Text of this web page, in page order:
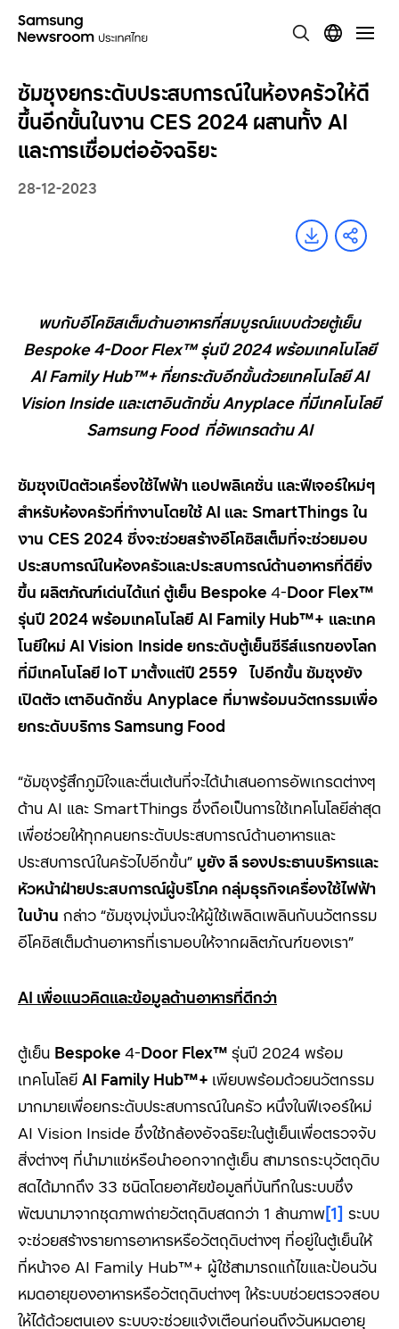
ซัมซุงยกระดับประสบการณ์ในห้องครัวให้ดี
ขึ้นอีกขั้นในงาน CES 2024 ผสานทั้ง AI
และการเชื่อมต่ออัจฉริยะ
28-12-2023
พบกับอีโคซิสเต็มด้านอาหารที่สมบูรณ์แบบด้วยตู้เย็น
Bespoke4-Door Flex™รุ่นปี2024 พร้อมเทคโนโลยี
AI Family Hub™+ที่ยกระดับอีกขั้นด้วยเทคโนโลยีAI
Vision Insideและเตาอินดักชั่นAnyplace ที่มีเทคโนโลยี
Samsung Food ที่อัพเกรดด้านAI
ซัมซุงเปิดตัวเครื่องใช้ไฟฟ้า แอปพลิเคชั่น และฟีเจอร์ใหม่ๆ
สำหรับห้องครัวที่ทำงานโดยใช้AI และ SmartThings ใน
งาน CES 2024 ซึ่งจะช่วยสร้างอีโคซิสเต็มที่จะช่วยมอบ
ประสบการณ์ในห้องครัวและประสบการณ์ด้านอาหารที่ดียิ่ง
ขึ้น ผลิตภัณฑ์เด่นได้แก่ ตู้เย็น Bespoke 4-Door Flex™
รุ่นปี 2024พร้อมเทคโนโลยี AI Family Hub™+ และเทค
โนยีใหม่ AI Vision Inside ยกระดับตู้เย็นซีรีส์แรกของโลก
ที่มีเทคโนโลยี IoT มาตั้งแต่ปี 2559 ไปอีกขั้น ซัมซุงยัง
เปิดตัว เตาอินดักชั่น Anyplace ที่มาพร้อมนวัตกรรมเพื่อ
ยกระดับบริการSamsung Food
“ซัมซุงรู้สึกภูมิใจและตื่นเต้นที่จะได้นำเสนอการอัพเกรดต่างๆ
ด้าน AI และ SmartThings ซึ่งถือเป็นการใช้เทคโนโลยีล่าสุด
เพื่อช่วยให้ทุกคนยกระดับประสบการณ์ด้านอาหารและ
ประสบการณ์ในครัวไปอีกขั้น” มูยัง ลี รองประธานบริหารและ
หัวหน้าฝ่ายประสบการณ์ผู้บริโภค กลุ่มธุรกิจเครื่องใช้ไฟฟ้า
ในบ้าน กล่าว “ซัมซุงมุ่งมั่นจะให้ผู้ใช้เพลิดเพลินกับนวัตกรรม
อีโคซิสเต็มด้านอาหารที่เรามอบให้จากผลิตภัณฑ์ของเรา”
AI เพื่อแนวคิดและข้อมูลด้านอาหารที่ดีกว่า
ตู้เย็น Bespoke 4-Door Flex™ รุ่นปี 2024 พร้อม
เทคโนโลยี AI Family Hub™+ เพียบพร้อมด้วยนวัตกรรม
มากมายเพื่อยกระดับประสบการณ์ในครัว หนึ่งในฟีเจอร์ใหม่
AI Vision Inside ซึ่งใช้กล้องอัจฉริยะในตู้เย็นเพื่อตรวจจับ
สิ่งต่างๆ ที่นำมาแช่หรือนำออกจากตู้เย็น สามารถระบุวัตถุดิบ
สดได้มากถึง 33 ชนิดโดยอาศัยข้อมูลที่บันทึกในระบบซึ่ง
พัฒนามาจากชุดภาพถ่ายวัตถุดิบสดกว่า 1 ล้านภาพ[1] ระบบ
จะช่วยสร้างรายการอาหารหรือวัตถุดิบต่างๆ ที่อยู่ในตู้เย็นให้
ที่หน้าจอ AI Family Hub™+ ผู้ใช้สามารถแก้ไขและป้อนวัน
หมดอายุของอาหารหรือวัตถุดิบต่างๆ ให้ระบบช่วยตรวจสอบ
ให้ได้ด้วยตนเอง ระบบจะช่วยแจ้งเตือนก่อนถึงวันหมดอายุ